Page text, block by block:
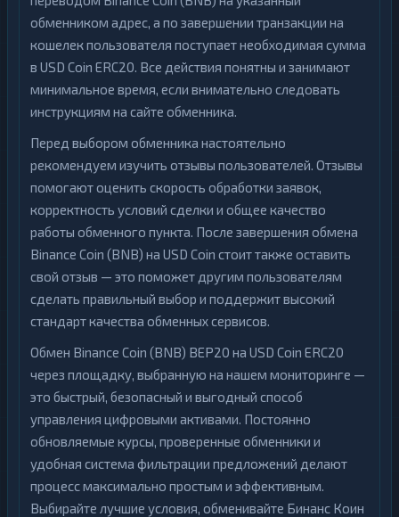
обменником адрес, а по завершении транзакции на
кошелек пользователя поступает необходимая сумма
в USD Coin ERC20. Все действия понятны и занимают
минимальное время, если внимательно следовать
инструкциям на сайте обменника.
Перед выбором обменника настоятельно
рекомендуем изучить отзывы пользователей. Отзывы
помогают оценить скорость обработки заявок,
корректность условий сделки и общее качество
работы обменного пункта. После завершения обмена
Binance Coin (BNB) на USD Coin стоит также оставить
свой отзыв — это поможет другим пользователям
сделать правильный выбор и поддержит высокий
стандарт качества обменных сервисов.
Обмен Binance Coin (BNB) BEP20 на USD Coin ERC20
через площадку, выбранную на нашем мониторинге —
это быстрый, безопасный и выгодный способ
управления цифровыми активами. Постоянно
обновляемые курсы, проверенные обменники и
удобная система фильтрации предложений делают
процесс максимально простым и эффективным.
Выбирайте лучшие условия, обменивайте Бинанс Коин